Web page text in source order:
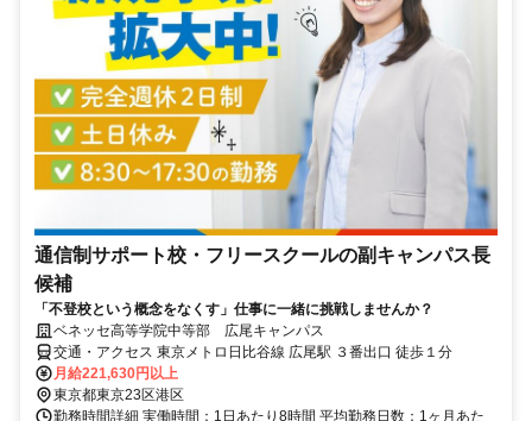
通信制サポート校・フリースクールの副キャンパス長
候補
「不登校という概念をなくす」仕事に一緒に挑戦しませんか？
ベネッセ高等学院中等部 広尾キャンパス
交通・アクセス 東京メトロ日比谷線 広尾駅 ３番出口 徒歩１分
月給221,630円以上
東京都東京23区港区
勤務時間詳細 実働時間：1日あたり8時間 平均勤務日数：1ヶ月あた